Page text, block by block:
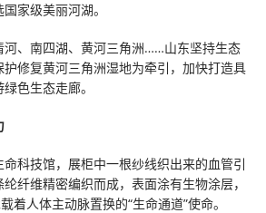
家级美丽河湖。
河、南四湖、黄河三角洲……山东坚持生态
修复黄河三角洲湿地为牵引，加快打造具
色生态走廊。
科技馆，展柜中一根纱线织出来的血管引
纤维精密编织而成，表面涂有生物涂层，
着人体主动脉置换的“生命通道”使命。